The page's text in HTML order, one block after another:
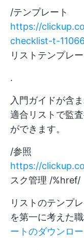
/テンプレート
https://
checklist-t-
リストテンプレ
.
入門ガイドが含
適合リストで監
ができます。
/参照
https://
スク管理 /%href/
リストのテンプ
を第一に考えた
ートのダウンロ